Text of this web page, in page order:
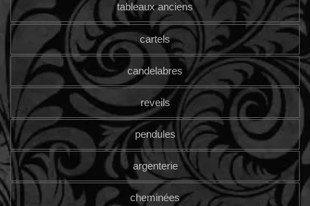
tableaux anciens
cartels
candelabres
reveils
pendules
argenterie
cheminées